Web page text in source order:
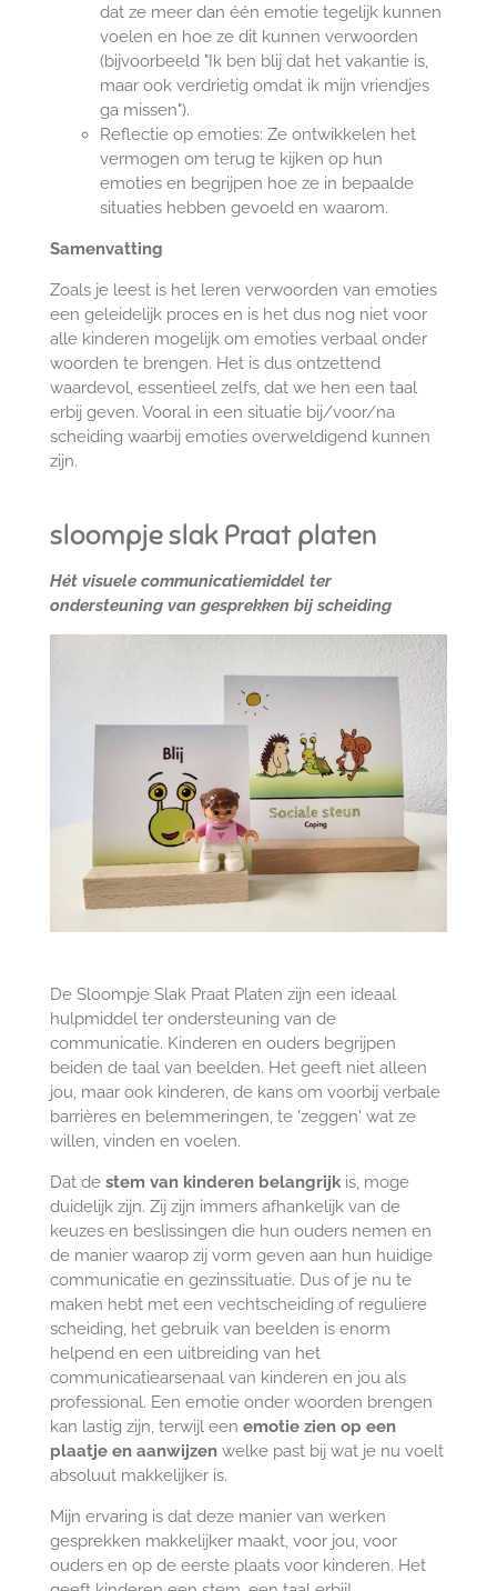
dat ze meer dan één emotie tegelijk kunnen
voelen en hoe ze dit kunnen verwoorden
(bijvoorbeeld "Ik ben blij dat het vakantie is,
maar ook verdrietig omdat ik mijn vriendjes
ga missen").
Reflectie op emoties: Ze ontwikkelen het
vermogen om terug te kijken op hun
emoties en begrijpen hoe ze in bepaalde
situaties hebben gevoeld en waarom.
Samenvatting
Zoals je leest is het leren verwoorden van emoties
een geleidelijk proces en is het dus nog niet voor
alle kinderen mogelijk om emoties verbaal onder
woorden te brengen. Het is dus ontzettend
waardevol, essentieel zelfs, dat we hen een taal
erbij geven. Vooral in een situatie bij/voor/na
scheiding waarbij emoties overweldigend kunnen
zijn.
sloompje slak Praat platen
Hét visuele communicatiemiddel ter
ondersteuning van gesprekken bij scheiding
De Sloompje Slak Praat Platen zijn een ideaal
hulpmiddel ter ondersteuning van de
communicatie. Kinderen en ouders begrijpen
beiden de taal van beelden. Het geeft niet alleen
jou, maar ook kinderen, de kans om voorbij verbale
barrières en belemmeringen, te 'zeggen' wat ze
willen, vinden en voelen.
Dat de stem van kinderen belangrijkis, moge
duidelijk zijn. Zij zijn immers afhankelijk van de
keuzes en beslissingen die hun ouders nemen en
de manier waarop zij vorm geven aan hun huidige
communicatie en gezinssituatie. Dus of je nu te
maken hebt met een vechtscheiding of reguliere
scheiding, het gebruik van beelden is enorm
helpend en een uitbreiding van het
communicatiearsenaal van kinderen en jou als
professional. Een emotie onder woorden brengen
kan lastig zijn, terwijl een emotie zien op een
plaatje en aanwijzenwelke past bij wat je nu voelt
absoluut makkelijker is.
Mijn ervaring is dat deze manier van werken
gesprekken makkelijker maakt, voor jou, voor
ouders en op de eerste plaats voor kinderen. Het